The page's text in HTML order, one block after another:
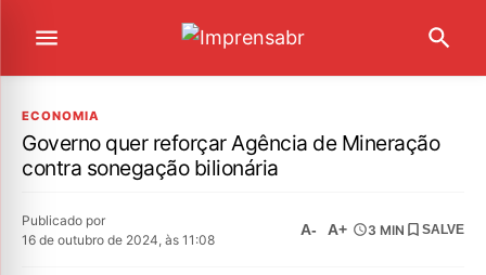
ECONOMIA
Governo quer reforçar Agência de Mineração
contra sonegação bilionária
Publicado por
16 de outubro de 2024, às 11:08
A- A+ 3 MIN SALVE